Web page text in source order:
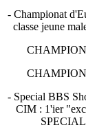
- Championat
classe jeune
CHAMPION
CHAMPION
- Special BBS
CIM : 1'ier
SPECIAL